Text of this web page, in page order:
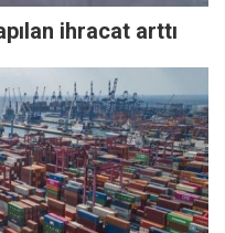
ihracat arttı